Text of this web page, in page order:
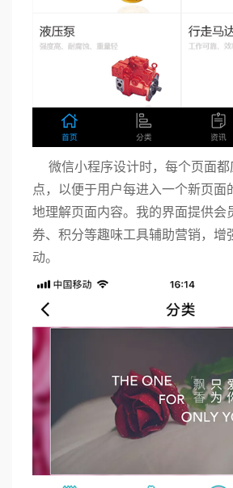
微信小程序设计时，每个页面
点，以便于用户每进入一个新页面
地理解页面内容。我的界面提供会
券、积分等趣味工具辅助营销，增
动。